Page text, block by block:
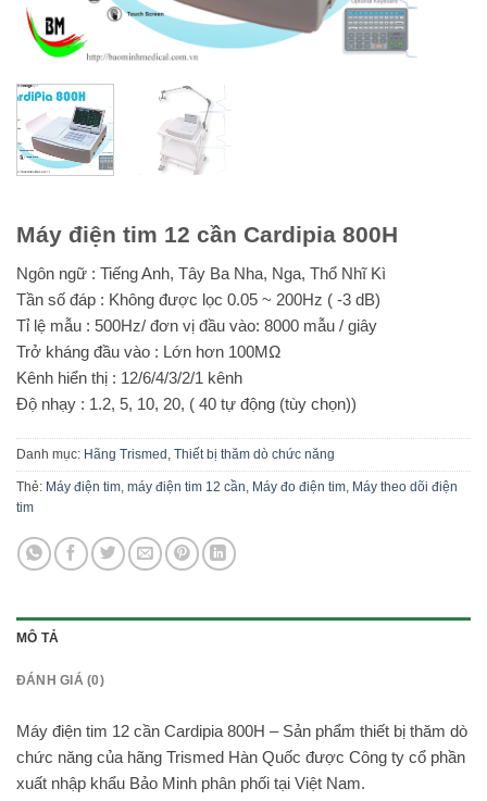
Máy điện tim 12 cần Cardipia 800H
Ngôn ngữ : Tiếng Anh, Tây Ba Nha, Nga, Thổ Nhĩ Kì
Tần số đáp : Không được lọc 0.05 ~ 200Hz ( -3 dB)
Tỉ lệ mẫu : 500Hz/ đơn vị đầu vào: 8000 mẫu / giây
Trở kháng đầu vào : Lớn hơn 100MΩ
Kênh hiển thị : 12/6/4/3/2/1 kênh
Độ nhạy : 1.2, 5, 10, 20, ( 40 tự động (tùy chọn))
Danh mục: Hãng Trismed , Thiết bị thăm dò chức năng
Thẻ: Máy điện tim, máy điện tim 12 cần, Máy đo điện tim, Máy theo dõi điện
tim
MÔ TẢ
ĐÁNH GIÁ (0)
Máy điện tim 12 cần Cardipia 800H – Sản phẩm thiết bị thăm dò
chức năng của hãng Trismed Hàn Quốc được Công ty cổ phần
xuất nhập khẩu Bảo Minh phân phối tại Việt Nam.